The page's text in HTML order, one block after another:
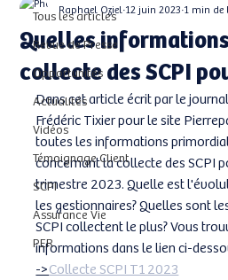
Tous les articles
Revue de Presse
Opportunités
Actualités
Vidéos
Témoignage Client
SCPI
Assurance Vie
PER
Quelles
collecte des SCPI
Raphael Oziel 12 juin 2023 1 min de
Dans cet article écrit par le
Frédéric Tixier pour le site
toutes les informations
concernant la collecte des SCPI
trimestre 2023. Quelle est
les gestionnaires? Quelles sont
SCPI collectent le plus? Vous
informations dans le lien ci-
->Collecte SCPI T1 2023